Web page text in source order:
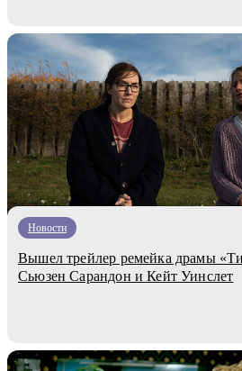
Новости
Вышел трейлер ремейка драмы
Сьюзен Сарандон и Кейт Уинслет